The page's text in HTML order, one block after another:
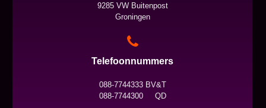
9285 VW Buitenpost
Groningen
Telefoonnummers
088-7744333 BV&T
088-7744300 QD